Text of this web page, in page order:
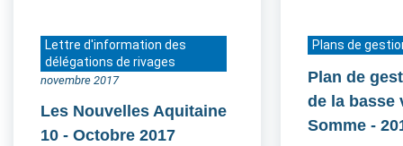
Lettre d'information des
délégations de rivages
novembre 2017
Les Nouvelles Aquitaine
10 - Octobre 2017
Plans de
Plan de
de la basse
Somme -